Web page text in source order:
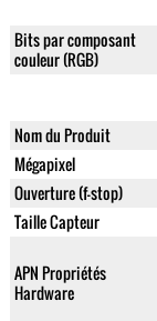
Bits par composant
couleur (RGB)
Nom du Produit
Mégapixel
Ouverture (f-stop)
Taille Capteur
APN Propriétés
Hardware